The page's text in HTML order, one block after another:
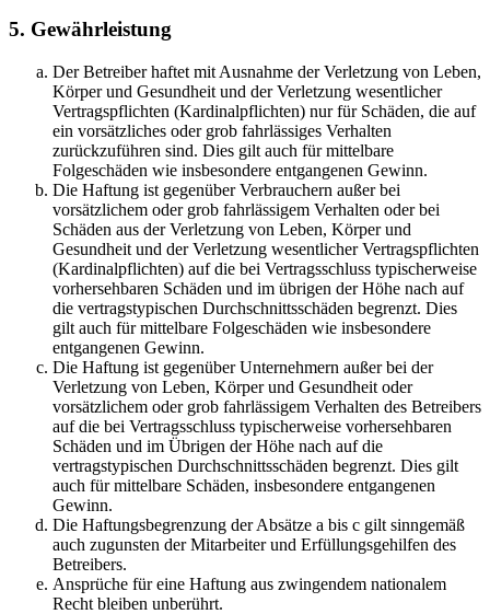
5. Gewährleistung
Der Betreiber haftet mit Ausnahme der Verletzung von Leben,
Körper und Gesundheit und der Verletzung wesentlicher
Vertragspflichten (Kardinalpflichten) nur für Schäden, die auf
ein vorsätzliches oder grob fahrlässiges Verhalten
zurückzuführen sind. Dies gilt auch für mittelbare
Folgeschäden wie insbesondere entgangenen Gewinn.
Die Haftung ist gegenüber Verbrauchern außer bei
vorsätzlichem oder grob fahrlässigem Verhalten oder bei
Schäden aus der Verletzung von Leben, Körper und
Gesundheit und der Verletzung wesentlicher Vertragspflichten
(Kardinalpflichten) auf die bei Vertragsschluss typischerweise
vorhersehbaren Schäden und im übrigen der Höhe nach auf
die vertragstypischen Durchschnittsschäden begrenzt. Dies
gilt auch für mittelbare Folgeschäden wie insbesondere
entgangenen Gewinn.
Die Haftung ist gegenüber Unternehmern außer bei der
Verletzung von Leben, Körper und Gesundheit oder
vorsätzlichem oder grob fahrlässigem Verhalten des Betreibers
auf die bei Vertragsschluss typischerweise vorhersehbaren
Schäden und im Übrigen der Höhe nach auf die
vertragstypischen Durchschnittsschäden begrenzt. Dies gilt
auch für mittelbare Schäden, insbesondere entgangenen
Gewinn.
Die Haftungsbegrenzung der Absätze a bis c gilt sinngemäß
auch zugunsten der Mitarbeiter und Erfüllungsgehilfen des
Betreibers.
Ansprüche für eine Haftung aus zwingendem nationalem
Recht bleiben unberührt.